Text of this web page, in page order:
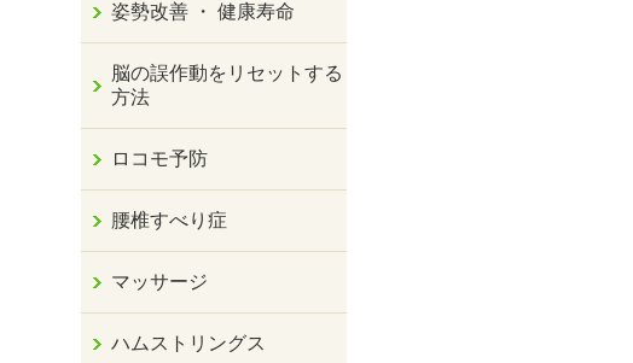
姿勢改善 ・ 健康寿命
脳の誤作動をリセットする
方法
ロコモ予防
腰椎すべり症
マッサージ
ハムストリングス